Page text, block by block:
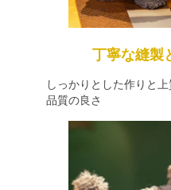
丁寧な縫製
しっかりとした作りと
品質の良さ